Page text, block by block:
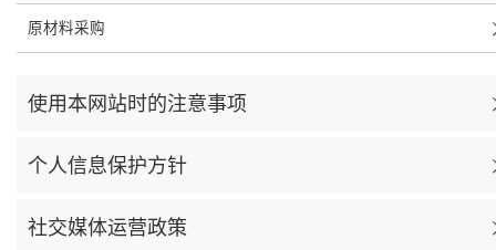
原材料采购
使用本网站时的注意事项
个人信息保护方针
社交媒体运营政策